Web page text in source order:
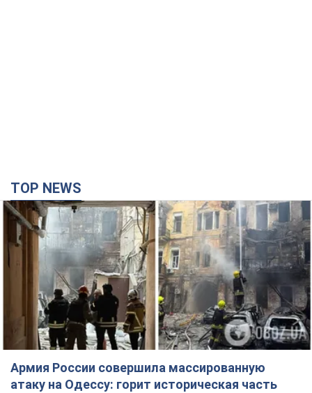
TOP NEWS
Армия России совершила массированную
атаку на Одессу: горит историческая часть